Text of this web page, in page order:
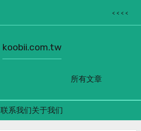
< < < <
koobii.com.tw
所有文章
联系我们关于我们